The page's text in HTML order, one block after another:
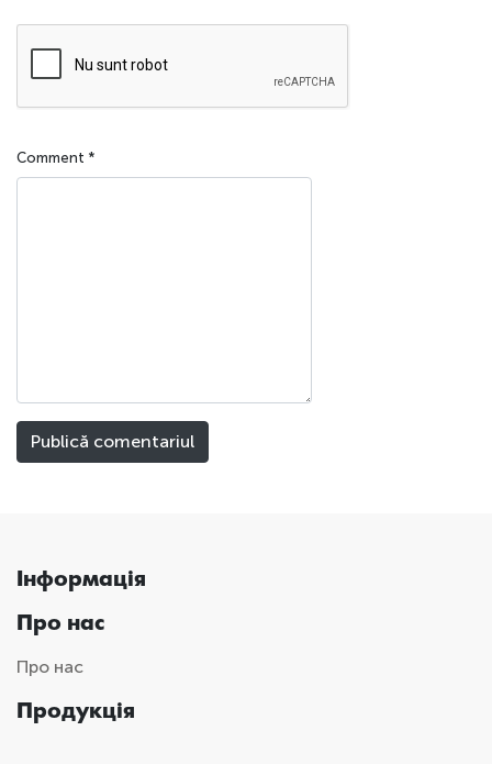
Comment *
Інформація
Про нас
Про нас
Продукція